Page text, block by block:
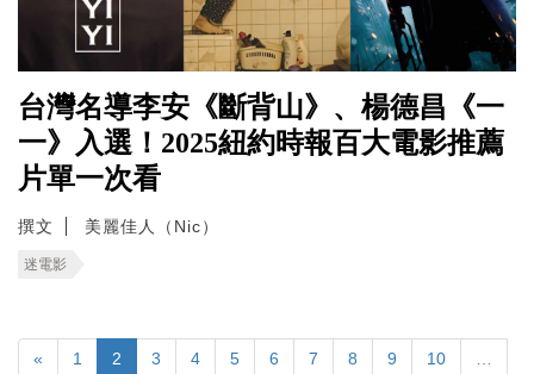
台灣名導李安《斷背山》、楊德昌《一
一》入選！2025紐約時報百大電影推薦
片單一次看
撰文 美麗佳人（Nic）
迷電影
« 1 2 3 4 5 6 7 8 9 10